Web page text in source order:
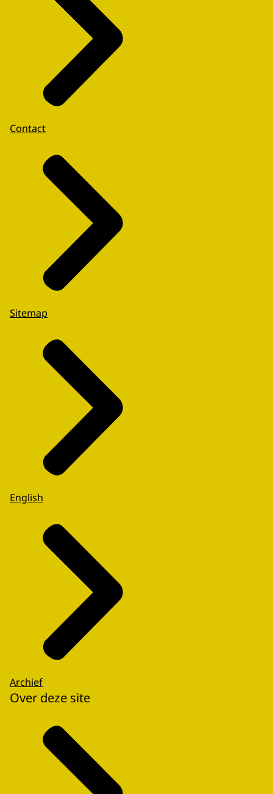
Contact
Sitemap
English
Archief
Over deze site